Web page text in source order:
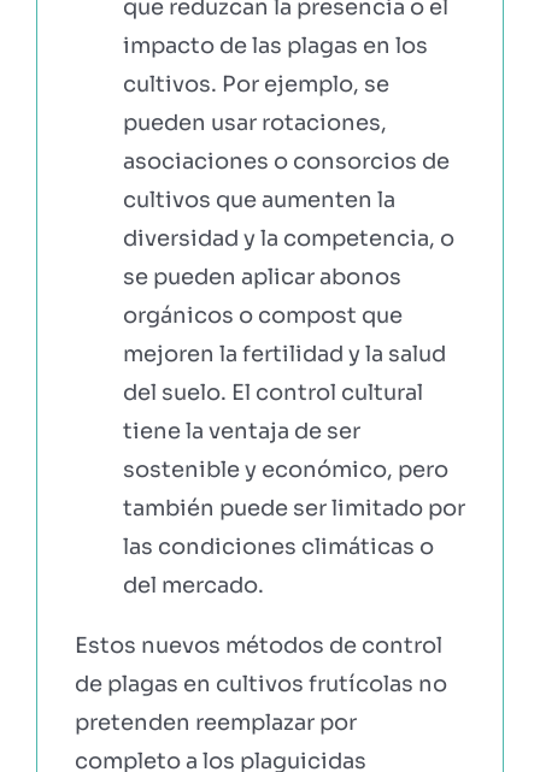
que reduzcan la presencia o el
impacto de las plagas en los
cultivos. Por ejemplo, se
pueden usar rotaciones,
asociaciones o consorcios de
cultivos que aumenten la
diversidad y la competencia, o
se pueden aplicar abonos
orgánicos o compost que
mejoren la fertilidad y la salud
del suelo. El control cultural
tiene la ventaja de ser
sostenible y económico, pero
también puede ser limitado por
las condiciones climáticas o
del mercado.
Estos nuevos métodos de control
de plagas en cultivos frutícolas no
pretenden reemplazar por
completo a los plaguicidas